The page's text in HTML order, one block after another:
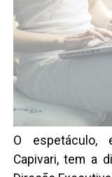
O espetáculo,
Capivari, tem a